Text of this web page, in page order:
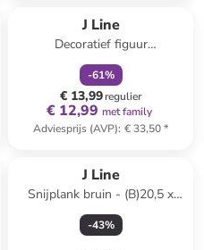
J Line
Decoratief figuur
transparant/zilverkleurig -
(B)14 x (H)36 x (D)14 cm
-61%
€ 13,99regulier
€ 12,99 met family
Adviesprijs (AVP): € 33,50*
J Line
Snijplank bruin - (B)20,5 x
(H)30 cm
-43%